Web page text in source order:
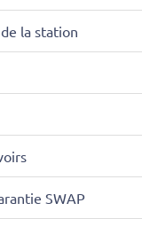
la station
SWAP